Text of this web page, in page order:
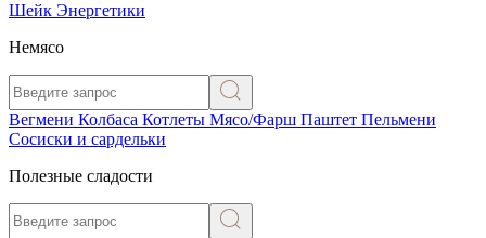
Шейк Энергетики
Немясо
Вегмени Колбаса Котлеты Мясо/Фарш Паштет Пельмени
Сосиски и сардельки
Полезные сладости